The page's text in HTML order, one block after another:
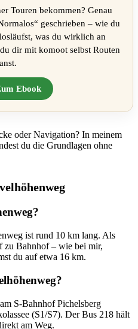
Touren bekommen? Genau
geschrieben – wie du
was du wirklich an
dir mit komoot selbst Routen
Ebook
oder Navigation? In meinem
du die Grundlagen ohne
ist rund 10 km lang. Als
zu Bahnhof – wie bei mir,
du auf etwa 16 km.
S-Bahnhof Pichelsberg
(S1/S7). Der Bus 218 hält
am Weg.